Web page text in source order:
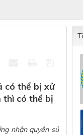
có thể bị xử
thì có thể bị
nhận quyền sử